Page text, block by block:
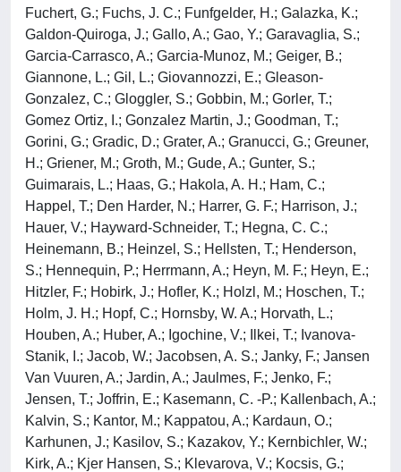
Fuchert, G.; Fuchs, J. C.; Funfgelder, H.; Galazka, K.;
Galdon-Quiroga, J.; Gallo, A.; Gao, Y.; Garavaglia, S.;
Garcia-Carrasco, A.; Garcia-Munoz, M.; Geiger, B.;
Giannone, L.; Gil, L.; Giovannozzi, E.; Gleason-
Gonzalez, C.; Gloggler, S.; Gobbin, M.; Gorler, T.;
Gomez Ortiz, I.; Gonzalez Martin, J.; Goodman, T.;
Gorini, G.; Gradic, D.; Grater, A.; Granucci, G.; Greuner,
H.; Griener, M.; Groth, M.; Gude, A.; Gunter, S.;
Guimarais, L.; Haas, G.; Hakola, A. H.; Ham, C.;
Happel, T.; Den Harder, N.; Harrer, G. F.; Harrison, J.;
Hauer, V.; Hayward-Schneider, T.; Hegna, C. C.;
Heinemann, B.; Heinzel, S.; Hellsten, T.; Henderson,
S.; Hennequin, P.; Herrmann, A.; Heyn, M. F.; Heyn, E.;
Hitzler, F.; Hobirk, J.; Hofler, K.; Holzl, M.; Hoschen, T.;
Holm, J. H.; Hopf, C.; Hornsby, W. A.; Horvath, L.;
Houben, A.; Huber, A.; Igochine, V.; Ilkei, T.; Ivanova-
Stanik, I.; Jacob, W.; Jacobsen, A. S.; Janky, F.; Jansen
Van Vuuren, A.; Jardin, A.; Jaulmes, F.; Jenko, F.;
Jensen, T.; Joffrin, E.; Kasemann, C. -P.; Kallenbach, A.;
Kalvin, S.; Kantor, M.; Kappatou, A.; Kardaun, O.;
Karhunen, J.; Kasilov, S.; Kazakov, Y.; Kernbichler, W.;
Kirk, A.; Kjer Hansen, S.; Klevarova, V.; Kocsis, G.;